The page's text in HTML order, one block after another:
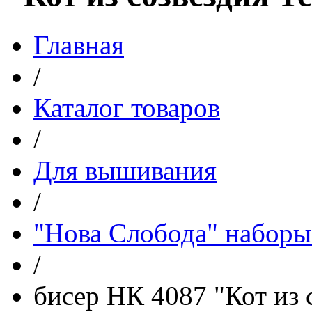
Главная
/
Каталог товаров
/
Для вышивания
/
"Нова Слобода"
/
бисер НК 4087 "Кот из